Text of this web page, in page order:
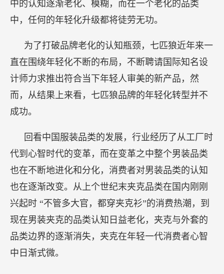
中的认知逐渐老化、模糊，而在一个老化的品类
中，任何的年轻化升级都将徒劳无功。
为了打破品牌老化的认知瓶颈，七匹狼近年来一
直在围绕年轻化不断的布局，不断聘请国际知名设
计师力求推出符合当下年轻人审美的新产品，然
而，从结果上来看，七匹狼品牌的年轻化转型并不
成功。
回看中国服装品类的发展，行业经历了从工厂时
代到心智时代的变革，而在变革之中整个男装品类
也在不断地进化和分化，消费者对男装品类的认知
也在逐渐改变。从上个世纪末夹克品类在国内刚刚
兴起时 “不管多大官，都穿夹克衫”的消费热潮，到
现在男装夹克的品类认知日益老化，夹克与外套的
品类边界的逐渐消失，夹克在年轻一代消费者心智
中日渐式微。